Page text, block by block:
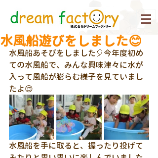
水風船遊びをしました😊
水風船あそびをしました🎈今年度初め
ての水風船で、みんな興味津々に水が
入って風船が膨らむ様子を見ていまし
たよ😌
水風船を手に取ると、握ったり投げて